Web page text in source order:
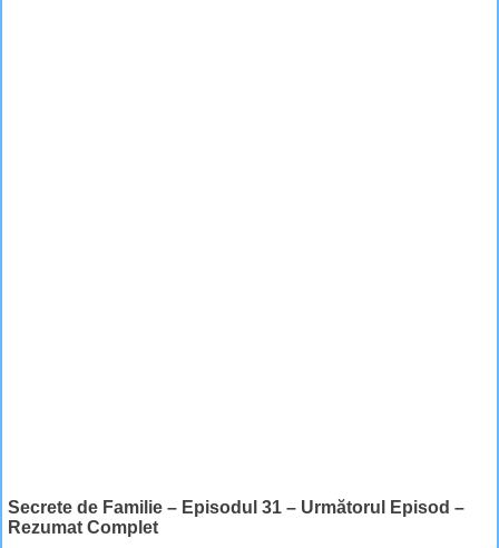
Secrete de Familie – Episodul 31 – Următorul Episod –
Rezumat Complet